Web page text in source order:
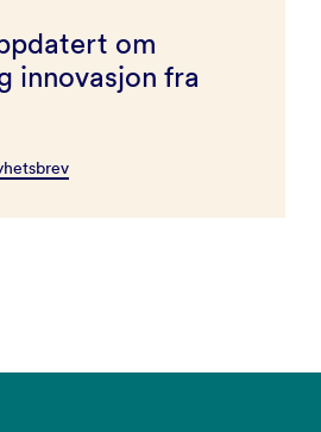
om
innovasjon fra